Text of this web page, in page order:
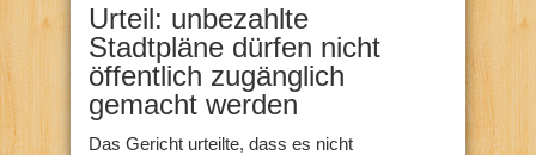
Urteil: unbezahlte
Stadtpläne dürfen nicht
öffentlich zugänglich
gemacht werden
Das Gericht urteilte, dass es nicht